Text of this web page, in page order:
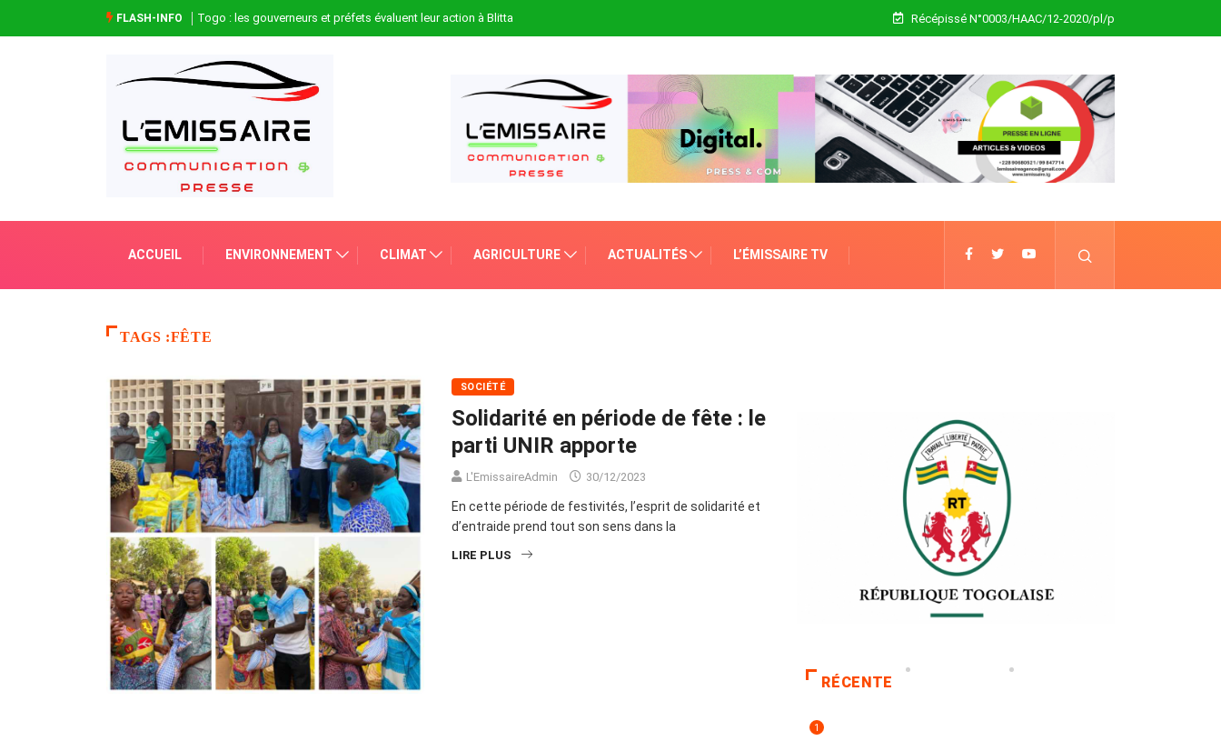
FLASH-INFO Togo : les gouverneurs et préfets évaluent leur action à Blitta Récépissé N°0003/HAAC/12-2020/pl/p
ACCUEIL ENVIRONNEMENT CLIMAT AGRICULTURE ACTUALITÉS L’ÉMISSAIRE TV
TAGS :FÊTE
SOCIÉTÉ
Solidarité en période de fête : le
parti UNIR apporte
L'EmissaireAdmin 30/12/2023
En cette période de festivités, l’esprit de solidarité et
d’entraide prend tout son sens dans la
LIRE PLUS
RÉCENTE
1